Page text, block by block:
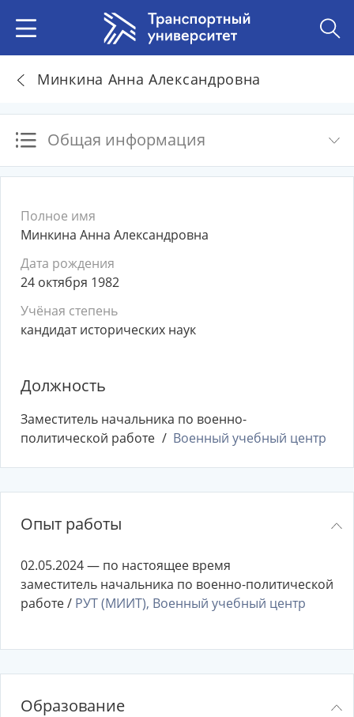
Минкина Анна Александровна
Общая информация
Полное имя
Минкина Анна Александровна
Дата рождения
24 октября 1982
Учёная степень
кандидат исторических наук
Должность
Заместитель начальника по военно-
политической работе
Военный учебный центр
Опыт работы
02.05.2024 — по настоящее время
заместитель начальника по военно-политической
работе / РУТ (МИИТ), Военный учебный центр
Образование